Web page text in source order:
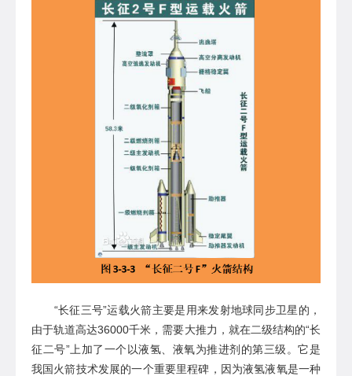
“长征三号”运载火箭主要是用来发射地球同步卫星的，
由于轨道高达36000千米，需要大推力，就在二级结构的“长
征二号”上加了一个以液氢、液氧为推进剂的第三级 。它是
我国火箭技术发展的一个重要里程碑 ，因为液氢液氧是一种